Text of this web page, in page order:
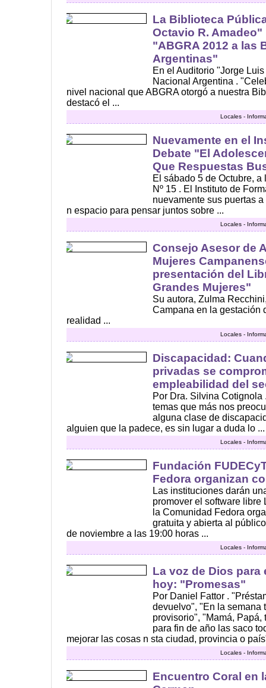
La Biblioteca
Octavio R.
"ABGRA 2012 a las
Argentinas"
En el Auditorio "Jorge
Nacional Argentina .
nivel nacional que ABGRA otorgó a nuestra
destacó el ...
Locales -
Nuevamente en el
Debate "El
Que Respuestas
El sábado 5 de Octubre,
Nº 15 . El Instituto de
nuevamente sus puertas
n espacio para pensar juntos sobre ...
Locales -
Consejo Asesor de
Mujeres
presentación del
Grandes Mujeres"
Su autora, Zulma
Campana en la gestación
realidad ...
Locales -
Discapacidad:
privadas se
empleabilidad del
Por Dra. Silvina
temas que más nos
alguna clase de
alguien que la padece, es sin lugar a duda lo ...
Locales -
Fundación
Fedora organizan
Las instituciones darán
promover el software
la Comunidad Fedora
gratuita y abierta al
de noviembre a las 19:00 horas ...
Locales -
La voz de Dios para
hoy: "Promesas"
Por Daniel Fattor .
devuelvo", "En la semana
provisorio", "Mamá,
para fin de año las saco
mejorar las cosas n sta ciudad, provincia o
Locales -
Encuentro Coral en